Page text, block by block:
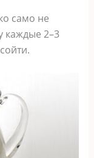
само не
каждые 2–3